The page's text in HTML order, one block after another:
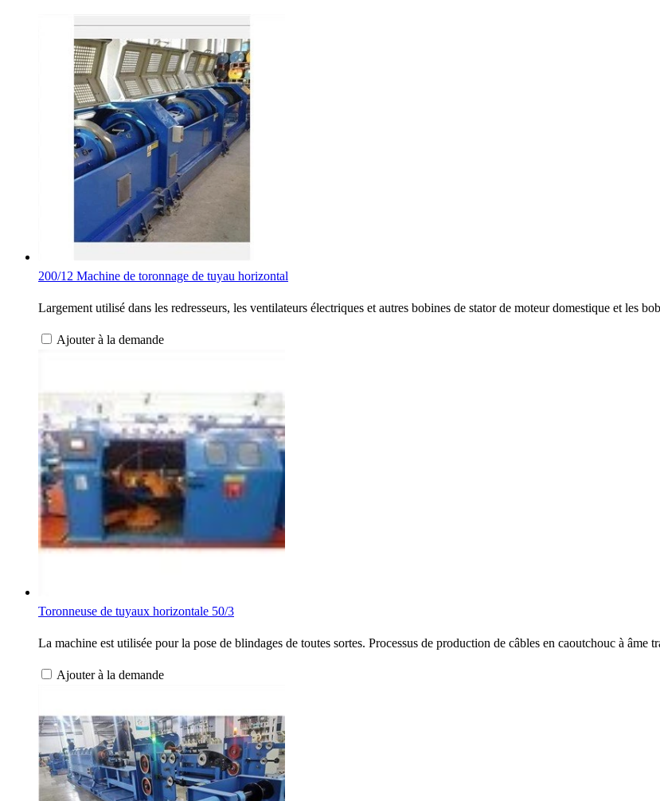
200/12 Machine de toronnage de tuyau horizontal
Largement utilisé dans les redresseurs, les ventilateurs électriques et autres bobines de stator de moteur domestique et les
Ajouter à la demande
Toronneuse de tuyaux horizontale 50/3
La machine est utilisée pour la pose de blindages de toutes sortes. Processus de production de câbles en caoutchouc à âme
Ajouter à la demande